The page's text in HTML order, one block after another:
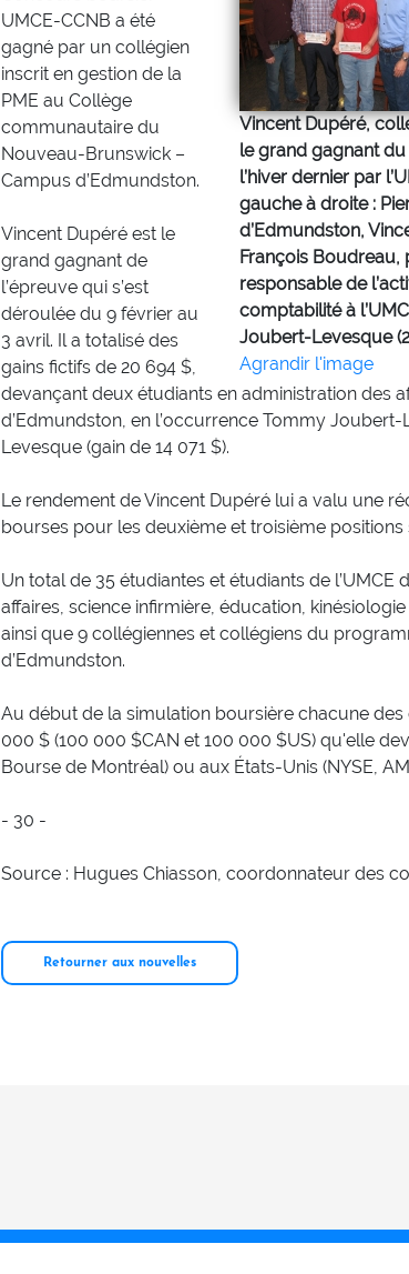
Vincent Dupéré,
le grand gagnant
l’hiver dernier par
gauche à droite :
d’Edmundston,
François Boudreau,
responsable de
comptabilité à
Joubert-Levesque (2
Agrandir l'image
UMCE-CCNB a été
gagné par un collégien
inscrit en gestion de la
PME au Collège
communautaire du
Nouveau-Brunswick –
Campus d’Edmundston.
Vincent Dupéré est le
grand gagnant de
l’épreuve qui s’est
déroulée du 9 février au
3 avril. Il a totalisé des
gains fictifs de 20 694 $,
devançant deux étudiants en administration des
d’Edmundston, en l’occurrence Tommy Joubert-
Levesque (gain de 14 071 $).
Le rendement de Vincent Dupéré lui a valu une
bourses pour les deuxième et troisième positions
Un total de 35 étudiantes et étudiants de
affaires, science infirmière, éducation,
ainsi que 9 collégiennes et collégiens du
d’Edmundston.
Au début de la simulation boursière chacune
000 $ (100 000 $CAN et 100 000 $US) qu'elle
Bourse de Montréal) ou aux États-Unis (NYSE,
- 30 -
Source : Hugues Chiasson, coordonnateur des
Retourner aux nouvelles